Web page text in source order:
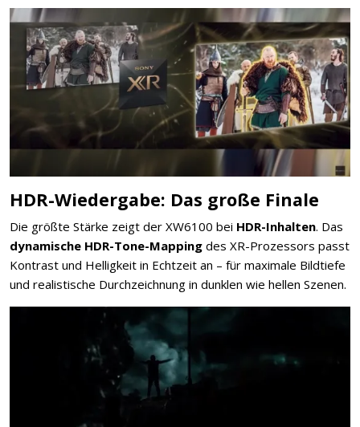
HDR-Wiedergabe: Das große Finale
Die größte Stärke zeigt der XW6100 bei HDR-Inhalten. Das
dynamische HDR-Tone-Mapping des XR-Prozessors passt
Kontrast und Helligkeit in Echtzeit an – für maximale Bildtiefe
und realistische Durchzeichnung in dunklen wie hellen Szenen.